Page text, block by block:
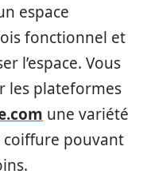
espace
fonctionnel et
l’espace. Vous
les plateformes
une variété
pouvant